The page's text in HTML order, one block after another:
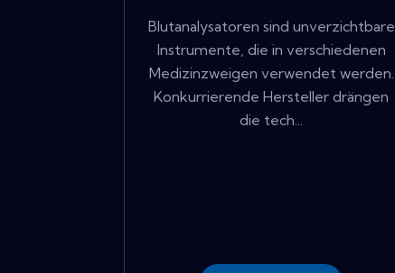
Blutanalysatoren sind unverzichtbare
Instrumente, die in verschiedenen
Medizinzweigen verwendet werden.
Konkurrierende Hersteller drängen
die tech...